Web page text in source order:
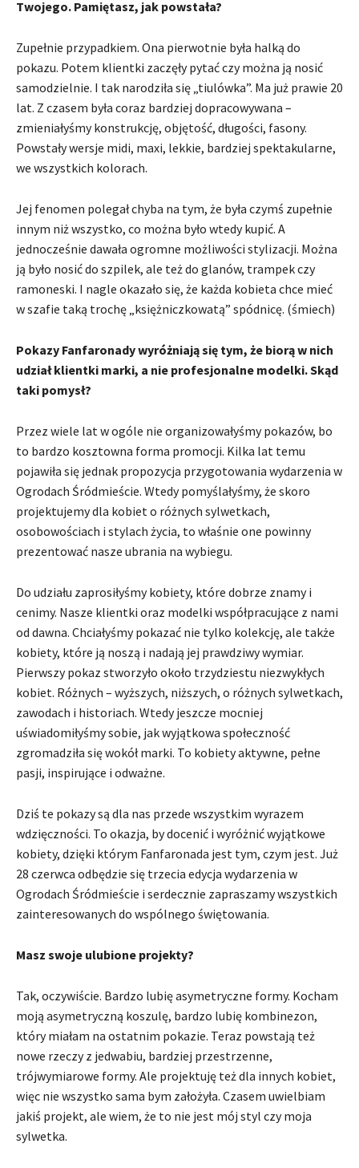
Twojego. Pamiętasz, jak powstała?
Zupełnie przypadkiem. Ona pierwotnie była halką do
pokazu. Potem klientki zaczęły pytać czy można ją nosić
samodzielnie. I tak narodziła się „tiulówka”. Ma już prawie 20
lat. Z czasem była coraz bardziej dopracowywana –
zmieniałyśmy konstrukcję, objętość, długości, fasony.
Powstały wersje midi, maxi, lekkie, bardziej spektakularne,
we wszystkich kolorach.
Jej fenomen polegał chyba na tym, że była czymś zupełnie
innym niż wszystko, co można było wtedy kupić. A
jednocześnie dawała ogromne możliwości stylizacji. Można
ją było nosić do szpilek, ale też do glanów, trampek czy
ramoneski. I nagle okazało się, że każda kobieta chce mieć
w szafie taką trochę „księżniczkowatą” spódnicę. (śmiech)
Pokazy Fanfaronady wyróżniają się tym, że biorą w nich
udział klientki marki, a nie profesjonalne modelki. Skąd
taki pomysł?
Przez wiele lat w ogóle nie organizowałyśmy pokazów, bo
to bardzo kosztowna forma promocji. Kilka lat temu
pojawiła się jednak propozycja przygotowania wydarzenia w
Ogrodach Śródmieście. Wtedy pomyślałyśmy, że skoro
projektujemy dla kobiet o różnych sylwetkach,
osobowościach i stylach życia, to właśnie one powinny
prezentować nasze ubrania na wybiegu.
Do udziału zaprosiłyśmy kobiety, które dobrze znamy i
cenimy. Nasze klientki oraz modelki współpracujące z nami
od dawna. Chciałyśmy pokazać nie tylko kolekcję, ale także
kobiety, które ją noszą i nadają jej prawdziwy wymiar.
Pierwszy pokaz stworzyło około trzydziestu niezwykłych
kobiet. Różnych – wyższych, niższych, o różnych sylwetkach,
zawodach i historiach. Wtedy jeszcze mocniej
uświadomiłyśmy sobie, jak wyjątkowa społeczność
zgromadziła się wokół marki. To kobiety aktywne, pełne
pasji, inspirujące i odważne.
Dziś te pokazy są dla nas przede wszystkim wyrazem
wdzięczności. To okazja, by docenić i wyróżnić wyjątkowe
kobiety, dzięki którym Fanfaronada jest tym, czym jest. Już
28 czerwca odbędzie się trzecia edycja wydarzenia w
Ogrodach Śródmieście i serdecznie zapraszamy wszystkich
zainteresowanych do wspólnego świętowania.
Masz swoje ulubione projekty?
Tak, oczywiście. Bardzo lubię asymetryczne formy. Kocham
moją asymetryczną koszulę, bardzo lubię kombinezon,
który miałam na ostatnim pokazie. Teraz powstają też
nowe rzeczy z jedwabiu, bardziej przestrzenne,
trójwymiarowe formy. Ale projektuję też dla innych kobiet,
więc nie wszystko sama bym założyła. Czasem uwielbiam
jakiś projekt, ale wiem, że to nie jest mój styl czy moja
sylwetka.